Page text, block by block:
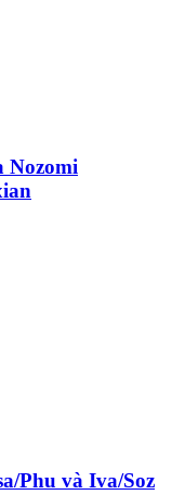
Nozomi
Phu và Iva/Soz